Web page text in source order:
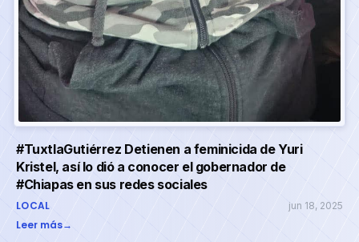
#TuxtlaGutiérrez Detienen a feminicida de Yuri
Kristel, así lo dió a conocer el gobernador de
#Chiapas en sus redes sociales
LOCAL jun 18, 2025
Leer más→